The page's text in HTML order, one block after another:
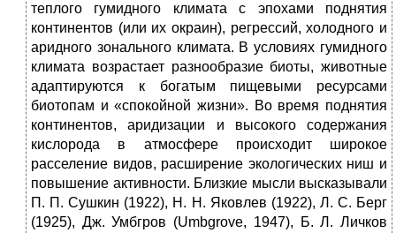
теплого гумидного климата с эпохами поднятия
континентов (или их окраин), регрессий, холодного и
аридного зонального климата. В условиях гумидного
климата возрастает разнообразие биоты, животные
адаптируются к богатым пищевыми ресурсами
биотопам и «спокойной жизни». Во время поднятия
континентов, аридизации и высокого содержания
кислорода в атмосфере происходит широкое
расселение видов, расширение экологических ниш и
повышение активности. Близкие мысли высказывали
П. П. Сушкин (1922), Н. Н. Яковлев (1922), Л. С. Берг
(1925), Дж. Умбгров (Umbgrove, 1947), Б. Л. Личков